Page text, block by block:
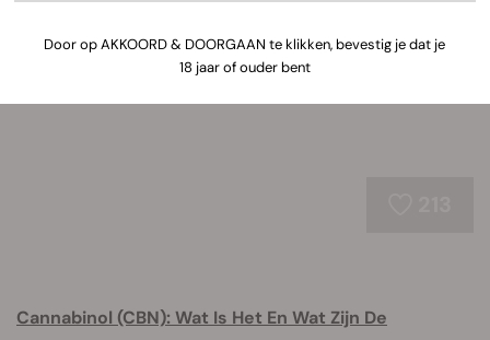
in cannabinoïden-onderzoek.
Cannabinol (CBN): Wat Is Het En Wat Zijn De
Door op AKKOORD & DOORGAAN te klikken, bevestig je dat je
18 jaar of ouder bent